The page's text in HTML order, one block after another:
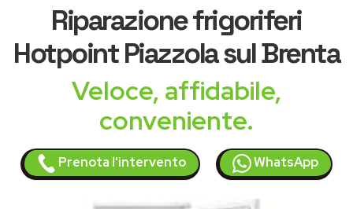
Riparazionefrigoriferi
HotpointPiazzola sul Brenta
Veloce, affidabile,
conveniente.
Prenota l'intervento WhatsApp